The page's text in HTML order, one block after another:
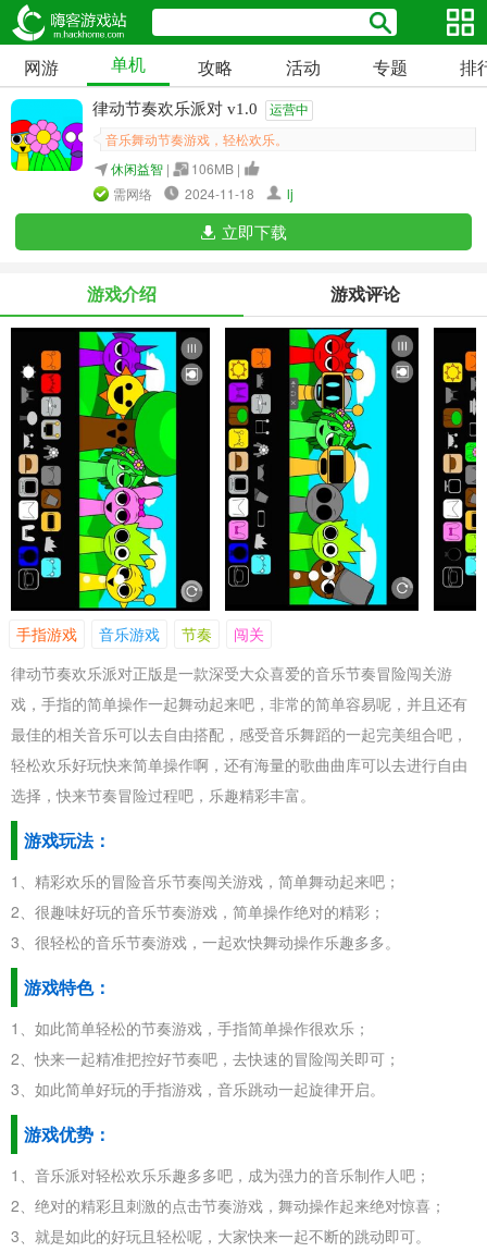
网游 单机 攻略 活动 专题 排
律动节奏欢乐派对 v1.0 运营中
音乐舞动节奏游戏，轻松欢乐。
休闲益智 |
106MB |
需网络
2024-11-18 lj
立即下载
游戏介绍 游戏评论
手指游戏 音乐游戏 节奏
闯关
律动节奏欢乐派对正版是一款深受大众喜爱的音乐节奏冒险闯关游
戏，手指的简单操作一起舞动起来吧，非常的简单容易呢，并且还有
最佳的相关音乐可以去自由搭配，感受音乐舞蹈的一起完美组合吧，
轻松欢乐好玩快来简单操作啊，还有海量的歌曲曲库可以去进行自由
选择，快来节奏冒险过程吧，乐趣精彩丰富。
游戏玩法：
1、精彩欢乐的冒险音乐节奏闯关游戏，简单舞动起来吧；
2、很趣味好玩的音乐节奏游戏，简单操作绝对的精彩；
3、很轻松的音乐节奏游戏，一起欢快舞动操作乐趣多多。
游戏特色：
1、如此简单轻松的节奏游戏，手指简单操作很欢乐；
2、快来一起精准把控好节奏吧，去快速的冒险闯关即可；
3、如此简单好玩的手指游戏，音乐跳动一起旋律开启。
游戏优势：
1、音乐派对轻松欢乐乐趣多多吧，成为强力的音乐制作人吧；
2、绝对的精彩且刺激的点击节奏游戏，舞动操作起来绝对惊喜；
3、就是如此的好玩且轻松呢，大家快来一起不断的跳动即可。